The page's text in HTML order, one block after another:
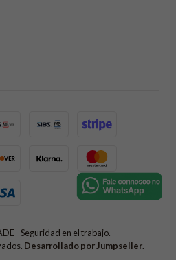
- Seguridad en el trabajo.
Desarrollado por Jumpseller.